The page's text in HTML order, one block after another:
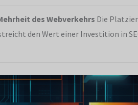
des Webverkehrs Die
den Wert einer Investition in